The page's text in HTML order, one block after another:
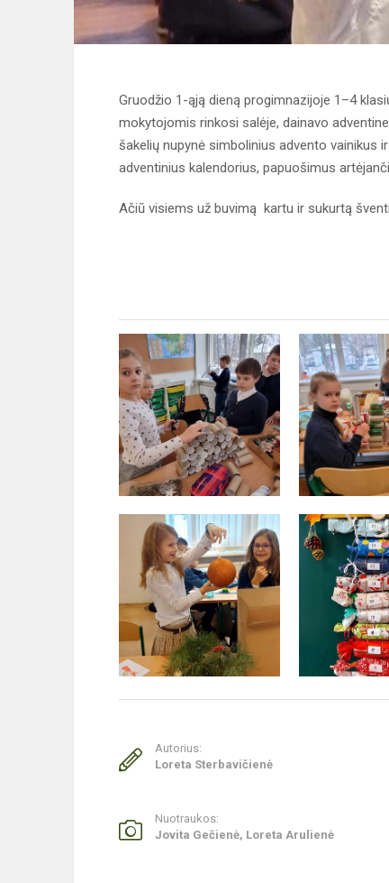
Gruodžio 1-ąją dieną progimnazijoje 1–4
mokytojomis rinkosi salėje, dainavo
šakelių nupynė simbolinius advento vainikus
adventinius kalendorius, papuošimus
Ačiū visiems už buvimą kartu ir sukurtą
Autorius:
Loreta Sterbavičienė
Nuotraukos:
Jovita Gečienė, Loreta Arulienė